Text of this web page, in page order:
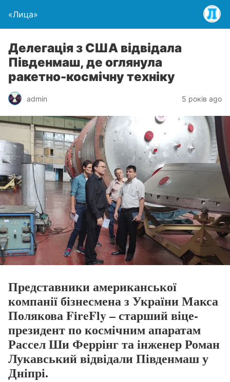
«Лица»
Делегація з США відвідала
Південмаш, де оглянула
ракетно-космічну техніку
admin 5 років ago
Представники американської
компанії бізнесмена з України Макса
Полякова FireFly – старший віце-
президент по космічним апаратам
Рассел Ши Феррінг та інженер Роман
Лукавський відвідали Південмаш у
Дніпрі.